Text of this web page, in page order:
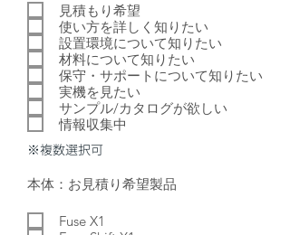
目
見積もり希望
使い方を詳しく知りたい
設置環境について知りたい
材料について知りたい
保守・サポートについて知りたい
実機を見たい
サンプル/カタログが欲しい
情報収集中
​※複数選択可
本体：お見積り希望製品
Fuse X1